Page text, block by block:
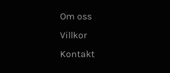
Om oss
Villkor
Kontakt